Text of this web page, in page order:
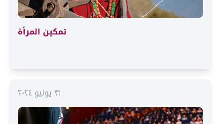
تمكين المرأة
٣١ يوليو ٢٠٢٤